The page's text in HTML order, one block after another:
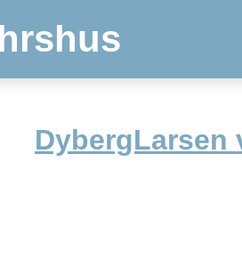
DybergLarsen